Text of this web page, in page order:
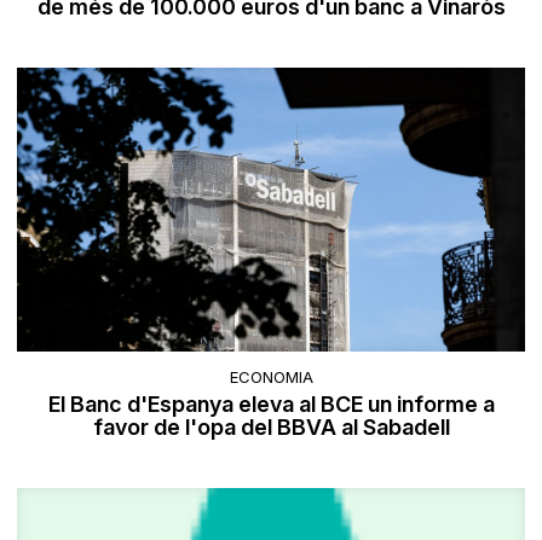
de més de 100.000 euros d'un banc a Vinaròs
ECONOMIA
El Banc d'Espanya eleva al BCE un informe a
favor de l'opa del BBVA al Sabadell